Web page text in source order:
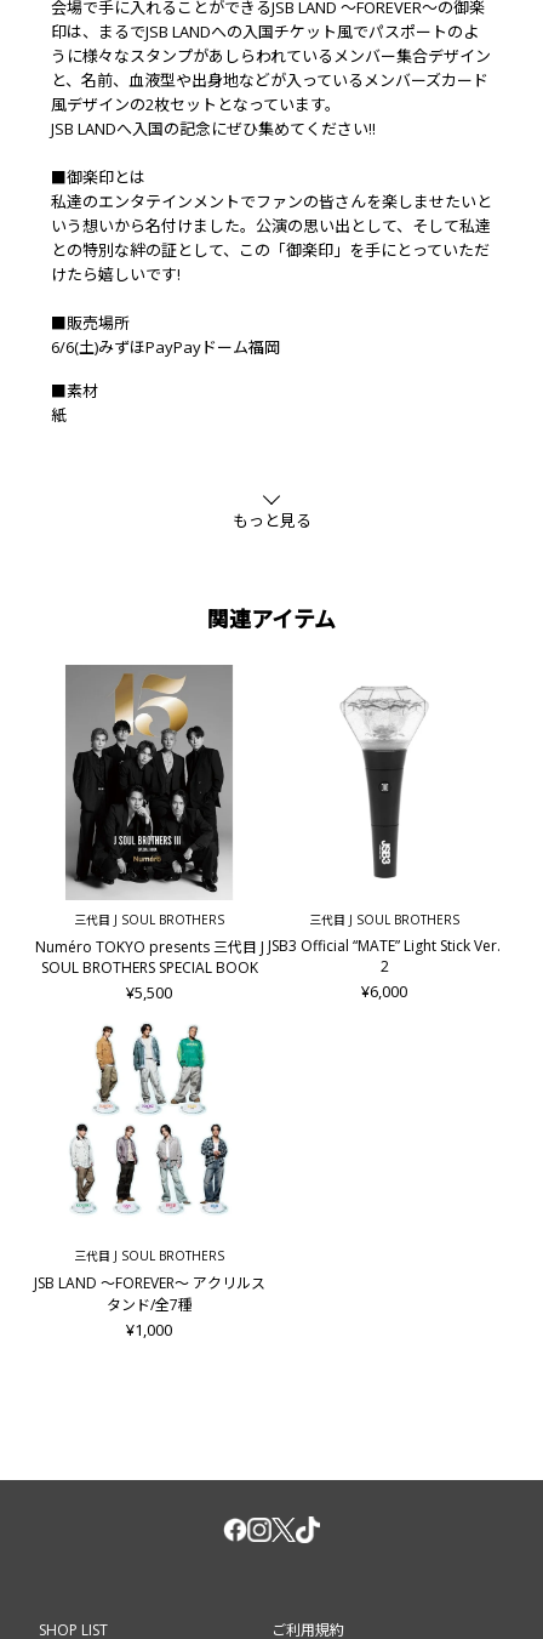
会場で手に入れることができるJSB LAND ～FOREVER～の御楽
印は、まるでJSB LANDへの入国チケット風でパスポートのよ
うに様々なスタンプがあしらわれているメンバー集合デザイン
と、名前、血液型や出身地などが入っているメンバーズカード
風デザインの2枚セットとなっています。
JSB LANDへ入国の記念にぜひ集めてください!!
■御楽印とは
私達のエンタテインメントでファンの皆さんを楽しませたいと
いう想いから名付けました。公演の思い出として、そして私達
との特別な絆の証として、この「御楽印」を手にとっていただ
けたら嬉しいです!
■販売場所
6/6(土)みずほPayPayドーム福岡
■素材
紙
もっと見る
関連アイテム
三代目 J SOUL BROTHERS
Numéro TOKYO presents 三代目 J
SOUL BROTHERS SPECIAL BOOK
¥5,500
三代目 J SOUL BROTHERS
JSB3 Official “MATE” Light Stick Ver.
2
¥6,000
三代目 J SOUL BROTHERS
JSB LAND ～FOREVER～ アクリルス
タンド/全7種
¥1,000
SHOP LIST ご利用規約